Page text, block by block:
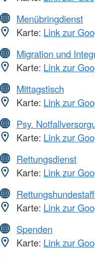
Menübringdienst
Karte: Link zur
Migration und
Karte: Link zur
Mittagstisch
Karte: Link zur
Psy.
Karte: Link zur
Rettungsdienst
Karte: Link zur
Karte: Link zur
Spenden
Karte: Link zur